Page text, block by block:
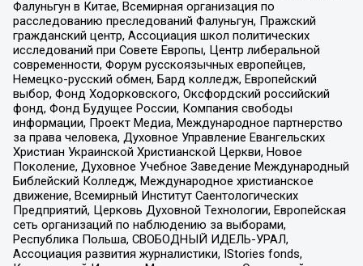
Фалуньгун в Китае, Всемирная организация по
расследованию преследований Фалуньгун, Пражский
гражданский центр, Ассоциация школ политических
исследований при Совете Европы, Центр либеральной
современности, Форум русскоязычных европейцев,
Немецко-русский обмен, Бард колледж, Европейский
выбор, Фонд Ходорковского, Оксфордский российский
фонд, Фонд Будущее России, Компания свободы
информации, Проект Медиа, Международное партнерство
за права человека, Духовное Управление Евангельских
Христиан Украинской Христианской Церкви, Новое
Поколение, Духовное Учебное Заведение Международный
Библейский Колледж, Международное христианское
движение, Всемирный Институт Саентологических
Предприятий, Церковь Духовной Технологии, Европейская
сеть организаций по наблюдению за выборами,
Республика Польша, СВОБОДНЫЙ ИДЕЛЬ-УРАЛ,
Ассоциация развития журналистики, IStories fonds,